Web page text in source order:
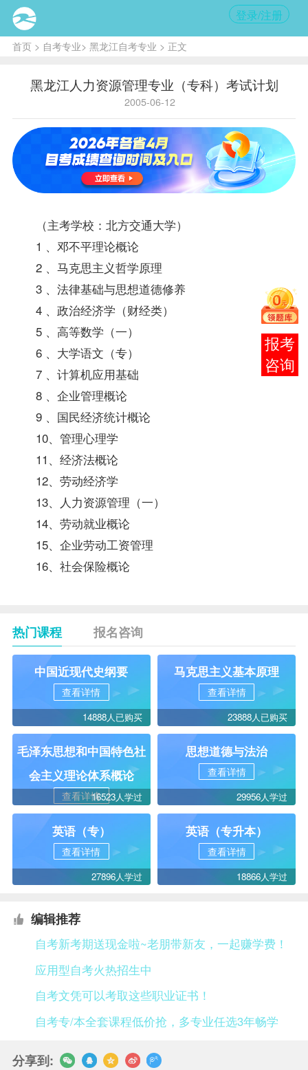
登录/注册
首页> 自考专业> 黑龙江自考专业 > 正文
黑龙江人力资源管理专业（专科）考试计划
2005-06-12
（主考学校：北方交通大学）
1 、邓不平理论概论
2 、马克思主义哲学原理
3 、法律基础与思想道德修养
4 、 政治经济学（财经类）
5 、 高等数学（一）
6 、 大学语文 （专）
7 、 计算机应用基础
8 、 企业管理概论
9 、 国民经济统计概论
10、管理心理学
11、 经济法概论
12、劳动经济学
13、
人力资源管理（一）
14、劳动就业概论
15、企业劳动工资管理
16、社会保险概论
热门课程 报名咨询
中国近现代史纲要
查看详情
14888人已购买
马克思主义基本原理
查看详情
23888人已购买
毛泽东思想和中国特色社
会主义理论体系概论
查看详情16523人学过
思想道德与法治
查看详情
29956人学过
英语（专）
查看详情
27896人学过
英语（专升本）
查看详情
18866人学过
编辑推荐
自考新考期送现金啦~老朋带新友，一起赚学费！
应用型自考火热招生中
自考文凭可以考取这些职业证书！
自考专/本全套课程低价抢，多专业任选3年畅学
分享到:
报考
咨询